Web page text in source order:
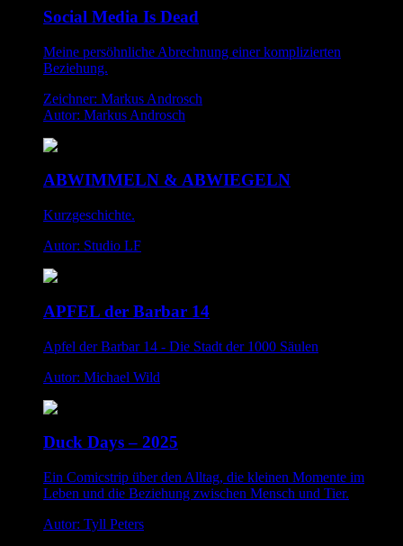
Social Media Is Dead
Meine persöhnliche Abrechnung einer komplizierten
Beziehung.
Zeichner: Markus Androsch
Autor: Markus Androsch
ABWIMMELN & ABWIEGELN
Kurzgeschichte.
Autor: Studio LF
APFEL der Barbar 14
Apfel der Barbar 14 - Die Stadt der 1000 Säulen
Autor: Michael Wild
Duck Days – 2025
Ein Comicstrip über den Alltag, die kleinen Momente im
Leben und die Beziehung zwischen Mensch und Tier.
Autor: Tyll Peters